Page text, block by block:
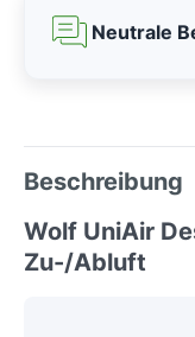
Neutrale
Beschreibung
Wolf UniAir
Zu-/Abluft